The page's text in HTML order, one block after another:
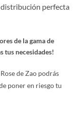
perfecta
de la gama de
tus necesidades!
de Zao podrás
poner en riesgo tu